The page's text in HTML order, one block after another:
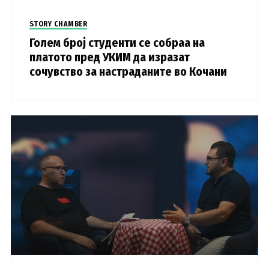
STORY CHAMBER
Голем број студенти се собраа на
платото пред УКИМ да изразат
сочувство за настраданите во Кочани